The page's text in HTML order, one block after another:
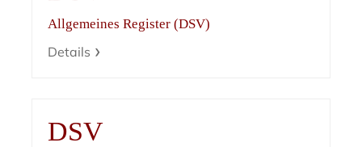
Allgemeines Register (DSV)
Details
DSV